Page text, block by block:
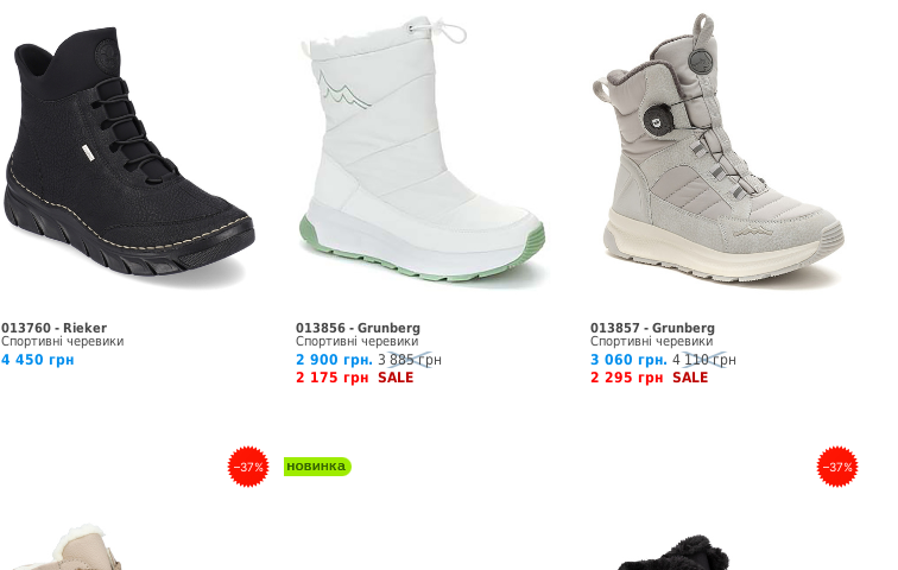
013760 - Rieker
Спортивні черевики
4 450 грн
013856 - Grunberg
Спортивні черевики
2 900 грн. 3 885 грн
2 175 грн SALE
013857 - Grunberg
Спортивні черевики
3 060 грн. 4 110 грн
2 295 грн SALE
–37% –37%